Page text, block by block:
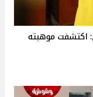
اكتشفت موهبته